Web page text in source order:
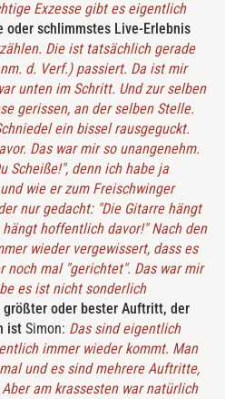
Exzesse gibt es eigentlich
oder schlimmstes Live-Erlebnis
Die ist tatsächlich gerade
d. Verf.) passiert. Da ist mir
unten im Schritt. Und zur selben
gerissen, an der selben Stelle.
ein bissel rausgeguckt.
Das war mir so unangenehm.
Scheiße!", denn ich habe ja
wie er zum Freischwinger
nur gedacht: "Die Gitarre hängt
hoffentlich davor!" Nach den
wieder vergewissert, dass es
noch mal "gerichtet". Das war mir
es ist nicht sonderlich
größter oder bester Auftritt, der
ist Simon: Das sind eigentlich
immer wieder kommt. Man
und es sind mehrere Auftritte,
am krassesten war natürlich